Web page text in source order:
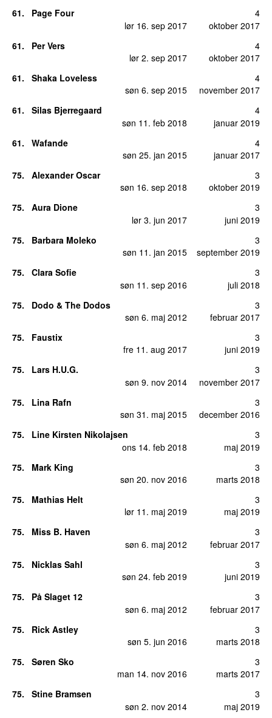
61.
Page Four
lør 16. sep 2017
oktober 2017
4
61.
Per Vers
lør 2. sep 2017
oktober 2017
4
61.
Shaka Loveless
søn 6. sep 2015
november 2017
4
61.
Silas Bjerregaard
søn 11. feb 2018
januar 2019
4
61.
Wafande
søn 25. jan 2015
januar 2017
4
75.
Alexander Oscar
søn 16. sep 2018
oktober 2019
3
75.
Aura Dione
lør 3. jun 2017
juni 2019
3
75.
Barbara Moleko
søn 11. jan 2015
september 2019
3
75.
Clara Sofie
søn 11. sep 2016
juli 2018
3
75.
Dodo & The Dodos
søn 6. maj 2012
februar 2017
3
75.
Faustix
fre 11. aug 2017
juni 2019
3
75.
Lars H.U.G.
søn 9. nov 2014
november 2017
3
75.
Lina Rafn
søn 31. maj 2015
december 2016
3
75.
Line Kirsten Nikolajsen
ons 14. feb 2018
maj 2019
3
75.
Mark King
søn 20. nov 2016
marts 2018
3
75.
Mathias Helt
lør 11. maj 2019
maj 2019
3
75.
Miss B. Haven
søn 6. maj 2012
februar 2017
3
75.
Nicklas Sahl
søn 24. feb 2019
juni 2019
3
75.
På Slaget 12
søn 6. maj 2012
februar 2017
3
75.
Rick Astley
søn 5. jun 2016
marts 2018
3
75.
Søren Sko
man 14. nov 2016
marts 2017
3
75.
Stine Bramsen
søn 2. nov 2014
maj 2019
3